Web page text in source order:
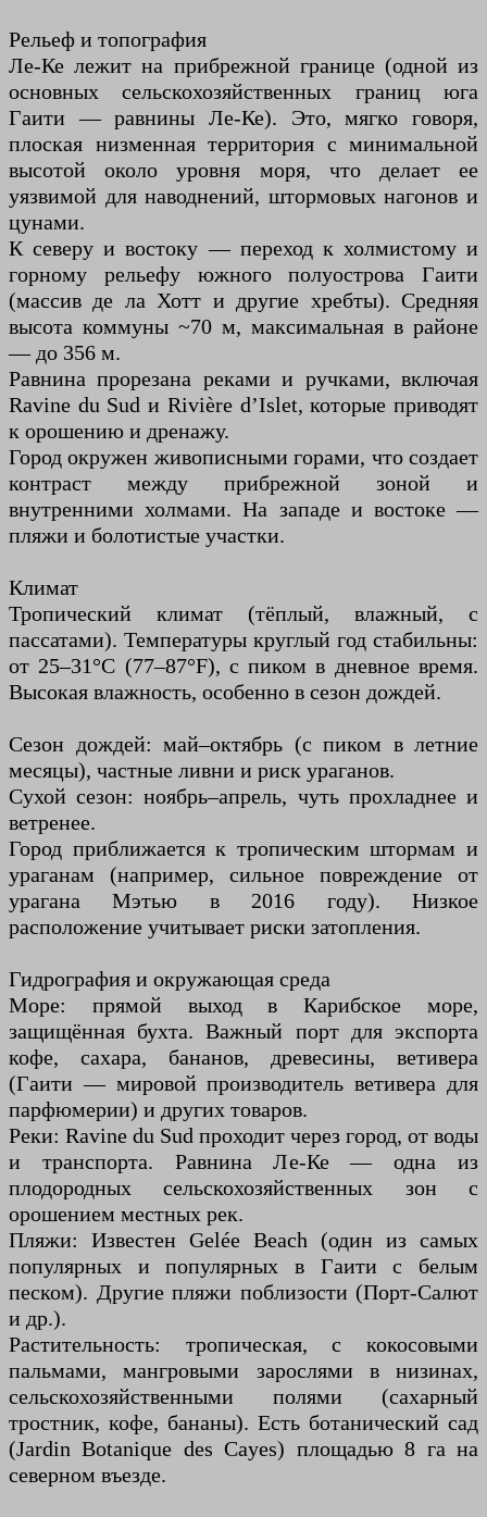
Рельеф и топография
Ле-Ке лежит на прибрежной границе (одной из
основных сельскохозяйственных границ юга
Гаити — равнины Ле-Ке). Это, мягко говоря,
плоская низменная территория с минимальной
высотой около уровня моря, что делает ее
уязвимой для наводнений, штормовых нагонов и
цунами.
К северу и востоку — переход к холмистому и
горному рельефу южного полуострова Гаити
(массив де ла Хотт и другие хребты). Средняя
высота коммуны ~70 м, максимальная в районе
— до 356 м.
Равнина прорезана реками и ручками, включая
Ravine du Sud и Rivière d’Islet, которые приводят
к орошению и дренажу.
Город окружен живописными горами, что создает
контраст между прибрежной зоной и
внутренними холмами. На западе и востоке —
пляжи и болотистые участки.
Климат
Тропический климат (тёплый, влажный, с
пассатами). Температуры круглый год стабильны:
от 25–31°C (77–87°F), с пиком в дневное время.
Высокая влажность, особенно в сезон дождей.
Сезон дождей: май–октябрь (с пиком в летние
месяцы), частные ливни и риск ураганов.
Сухой сезон: ноябрь–апрель, чуть прохладнее и
ветренее.
Город приближается к тропическим штормам и
ураганам (например, сильное повреждение от
урагана Мэтью в 2016 году). Низкое
расположение учитывает риски затопления.
Гидрография и окружающая среда
Море: прямой выход в Карибское море,
защищённая бухта. Важный порт для экспорта
кофе, сахара, бананов, древесины, ветивера
(Гаити — мировой производитель ветивера для
парфюмерии) и других товаров.
Реки: Ravine du Sud проходит через город, от воды
и транспорта. Равнина Ле-Ке — одна из
плодородных сельскохозяйственных зон с
орошением местных рек.
Пляжи: Известен Gelée Beach (один из самых
популярных и популярных в Гаити с белым
песком). Другие пляжи поблизости (Порт-Салют
и др.).
Растительность: тропическая, с кокосовыми
пальмами, мангровыми зарослями в низинах,
сельскохозяйственными полями (сахарный
тростник, кофе, бананы). Есть ботанический сад
(Jardin Botanique des Cayes) площадью 8 га на
северном въезде.